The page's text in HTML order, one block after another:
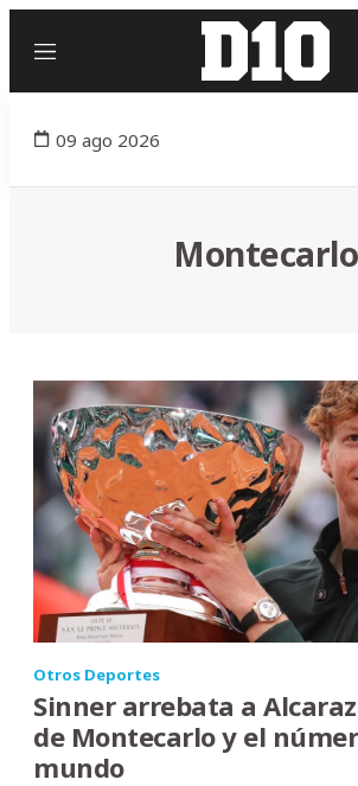
Menú
09 ago 2026
Montecarlo
Otros Deportes
Sinner arrebata a
de Montecarlo y el
mundo